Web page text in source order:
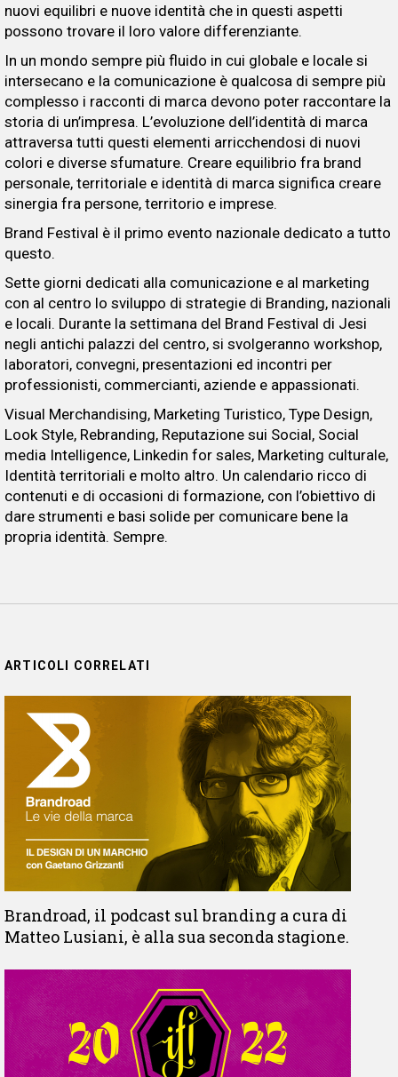
nuovi equilibri e nuove identità che in questi aspetti
possono trovare il loro valore differenziante.
In un mondo sempre più fluido in cui globale e locale si
intersecano e la comunicazione è qualcosa di sempre più
complesso i racconti di marca devono poter raccontare la
storia di un’impresa. L’evoluzione dell’identità di marca
attraversa tutti questi elementi arricchendosi di nuovi
colori e diverse sfumature. Creare equilibrio fra brand
personale, territoriale e identità di marca significa creare
sinergia fra persone, territorio e imprese.
Brand Festival è il primo evento nazionale dedicato a tutto
questo.
Sette giorni dedicati alla comunicazione e al marketing
con al centro lo sviluppo di strategie di Branding, nazionali
e locali. Durante la settimana del Brand Festival di Jesi
negli antichi palazzi del centro, si svolgeranno workshop,
laboratori, convegni, presentazioni ed incontri per
professionisti, commercianti, aziende e appassionati.
Visual Merchandising, Marketing Turistico, Type Design,
Look Style, Rebranding, Reputazione sui Social, Social
media Intelligence, Linkedin for sales, Marketing culturale,
Identità territoriali e molto altro. Un calendario ricco di
contenuti e di occasioni di formazione, con l’obiettivo di
dare strumenti e basi solide per comunicare bene la
propria identità. Sempre.
ARTICOLI CORRELATI
Brandroad, il podcast sul branding a cura di
Matteo Lusiani, è alla sua seconda stagione.